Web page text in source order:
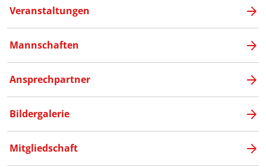
Veranstaltungen
Mannschaften
Ansprechpartner
Bildergalerie
Mitgliedschaft